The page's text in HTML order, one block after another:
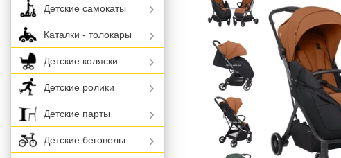
Детские самокаты
Каталки - толокары
Детские коляски
Детские ролики
Детские парты
Детские беговелы